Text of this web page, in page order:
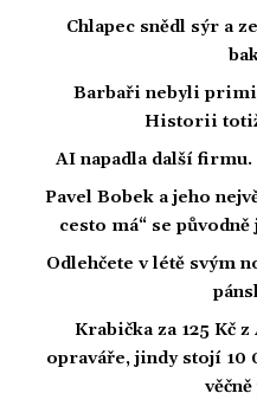
Chlapec snědl sýr a
Barbaři nebyli
Historii
AI napadla další
Pavel Bobek a jeho
cesto má“ se
Odlehčete v létě svým
Krabička za 125 Kč
opraváře, jindy stojí 10